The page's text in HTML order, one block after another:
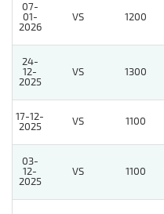
07-
01-
2026
VS 1200
24-
12-
2025
VS 1300
17-12-
2025
VS 1100
03-
12-
2025
VS 1100